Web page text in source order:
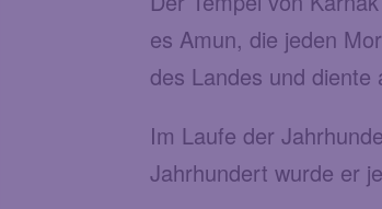
es Amun, die jeden
des Landes und
Im Laufe der
Jahrhundert wurde er